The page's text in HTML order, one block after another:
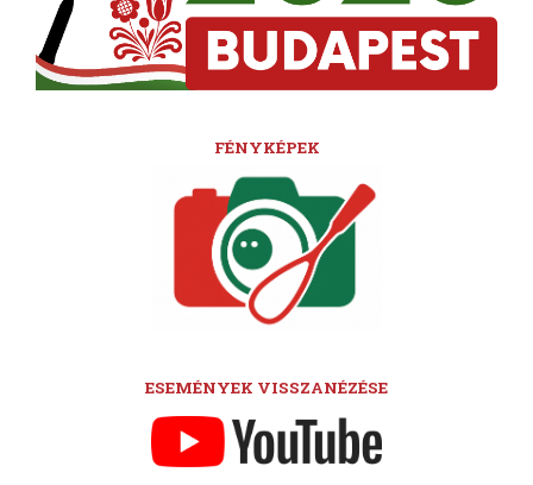
FÉNYKÉPEK
ESEMÉNYEK VISSZANÉZÉSE